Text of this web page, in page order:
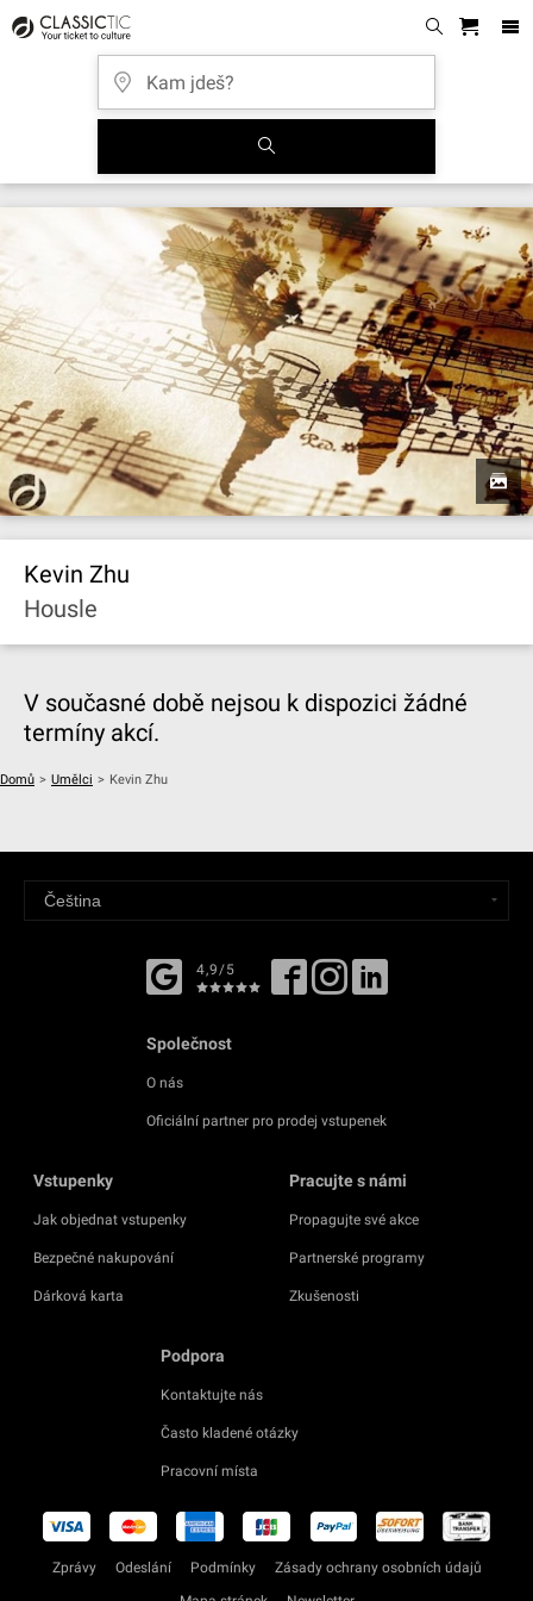
Kevin Zhu
Housle
V současné době nejsou k dispozici žádné
termíny akcí.
Domů > Umělci > Kevin Zhu
4,9/5
Společnost
O nás
Oficiální partner pro prodej vstupenek
Vstupenky
Jak objednat vstupenky
Bezpečné nakupování
Dárková karta
Pracujte s námi
Propagujte své akce
Partnerské programy
Zkušenosti
Podpora
Kontaktujte nás
Často kladené otázky
Pracovní místa
Zprávy Odeslání Podmínky
Zásady ochrany osobních údajů